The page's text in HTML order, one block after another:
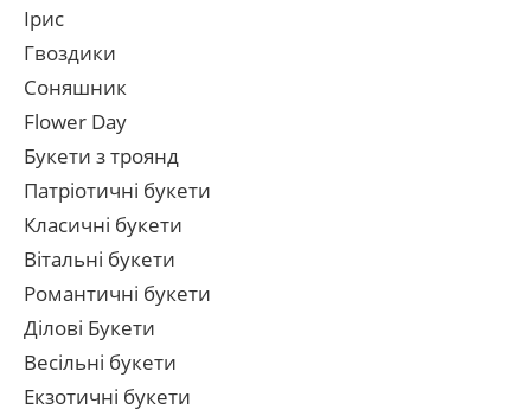
Ірис
Гвоздики
Соняшник
Flower Day
Букети з троянд
Патріотичні букети
Класичні букети
Вітальні букети
Романтичні букети
Ділові Букети
Весільні букети
Екзотичні букети